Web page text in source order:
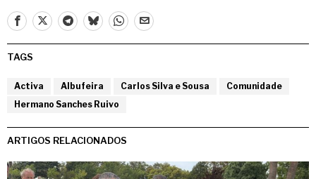
TAGS
Activa Albufeira Carlos Silva e Sousa
Comunidade
Hermano Sanches Ruivo
ARTIGOS RELACIONADOS